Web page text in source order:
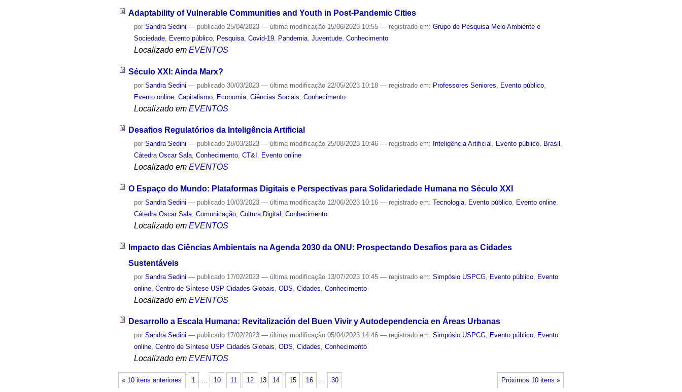
Adaptability of Vulnerable Communities and Youth in Post-Pandemic Cities
porSandra Sedini — publicado 25/04/2023— última modificação 15/06/2023 10:55— registrado em:Grupo de Pesquisa Meio Ambiente e
Sociedade
Evento público Pesquisa ,Covid-19 Pandemia ,Juventude ,Conhecimento
Localizado em EVENTOS
Século XXI: Ainda Marx?
porSandra Sedini — publicado 30/03/2023— última modificação 22/05/2023 10:18— registrado em: Professores Seniores Evento público
Evento online ,Capitalismo Economia ,Ciências Sociais ,Conhecimento
Localizado em EVENTOS
Desafios Regulatórios da Inteligência Artificial
porSandra Sedini — publicado 28/03/2023— última modificação 25/08/2023 10:46— registrado em: Inteligência Artificial , Evento público, Brasil ,
Cátedra Oscar Sala,Conhecimento,CT&I , Evento online
Localizado em EVENTOS
O Espaço do Mundo: Plataformas Digitais e Perspectivas para Solidariedade Humana no Século XXI
porSandra Sedini — publicado 10/03/2023— última modificação 12/06/2023 10:16— registrado em:Tecnologia Evento público Evento online
Cátedra Oscar Sala ,Comunicação ,Cultura Digital ,Conhecimento
Localizado em EVENTOS
Impacto das Ciências Ambientais na Agenda 2030 da ONU: Prospectando Desafios para as Cidades
Sustentáveis
porSandra Sedini — publicado 17/02/2023— última modificação 13/07/2023 10:45— registrado em:Simpósio USPCG Evento público Evento
online ,Centro de Síntese USP Cidades Globais ,ODS ,Cidades ,Conhecimento
Localizado em EVENTOS
Desarrollo a Escala Humana: Revitalización del Buen Vivir y Autodependencia en Áreas Urbanas
porSandra Sedini — publicado 17/02/2023— última modificação 05/04/2023 14:46— registrado em:Simpósio USPCG, Evento público, Evento
online,Centro de Síntese USP Cidades Globais,ODS,Cidades,Conhecimento
Localizado em EVENTOS
« 10 itens anteriores Próximos 10 itens »
1 10 11 12 13 14 15 16 30